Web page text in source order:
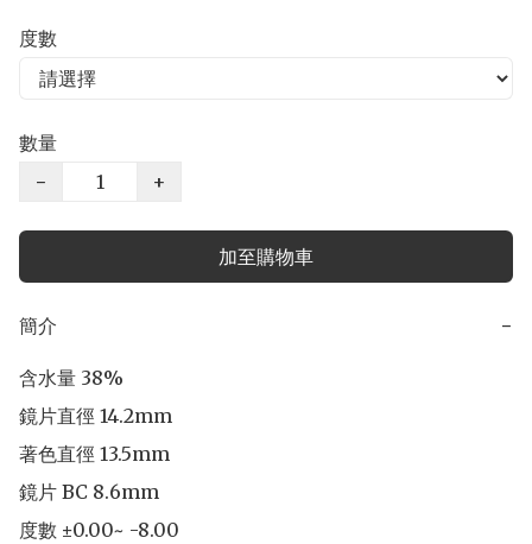
度數
數量
−
+
加至購物車
簡介 −
含水量 38%
鏡片直徑 14.2mm
著色直徑 13.5mm
鏡片 BC 8.6mm
度數 ±0.00~ -8.00